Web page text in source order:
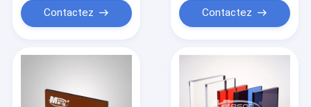
Contactez Contactez